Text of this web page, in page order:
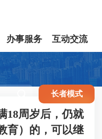
办事服务 互动交流
长者模式
18周岁后，仍就
育）的，可以继